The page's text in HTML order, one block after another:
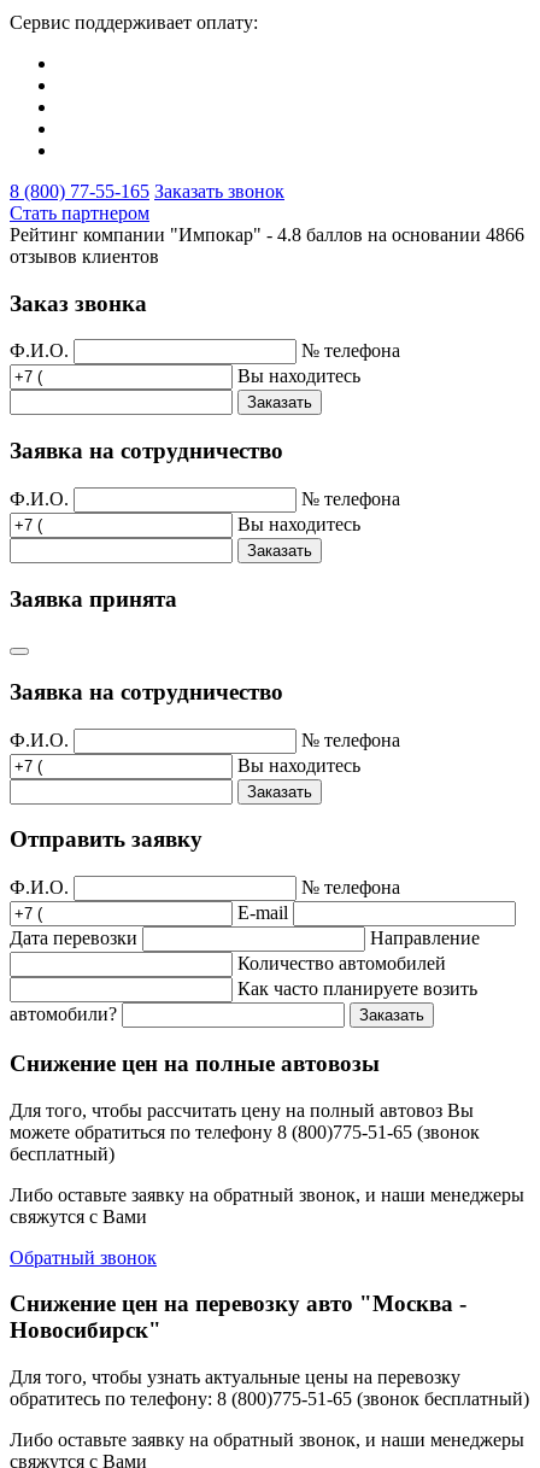
Сервис поддерживает оплату:
8 (800) 77-55-165 Заказать звонок
Стать партнером
Рейтинг компании "Импокар" - 4.8 баллов на основании 4866
отзывов клиентов
Заказ звонка
Ф.И.О.
№ телефона
Вы находитесь
Заказать
Заявка на сотрудничество
Ф.И.О.
№ телефона
Вы находитесь
Заказать
Заявка принята
Заявка на сотрудничество
Ф.И.О.
№ телефона
Вы находитесь
Заказать
Отправить заявку
Ф.И.О.
№ телефона
E-mail
Дата перевозки
Направление
Количество автомобилей
Как часто планируете возить
автомобили?
Заказать
Снижение цен на полные автовозы
Для того, чтобы рассчитать цену на полный автовоз Вы
можете обратиться по телефону 8 (800)775-51-65 (звонок
бесплатный)
Либо оставьте заявку на обратный звонок, и наши менеджеры
свяжутся с Вами
Обратный звонок
Снижение цен на перевозку авто "Москва -
Новосибирск"
Для того, чтобы узнать актуальные цены на перевозку
обратитесь по телефону: 8 (800)775-51-65 (звонок бесплатный)
Либо оставьте заявку на обратный звонок, и наши менеджеры
свяжутся с Вами